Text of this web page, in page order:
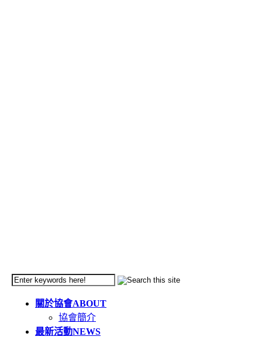
關於協會ABOUT
協會簡介
最新活動NEWS